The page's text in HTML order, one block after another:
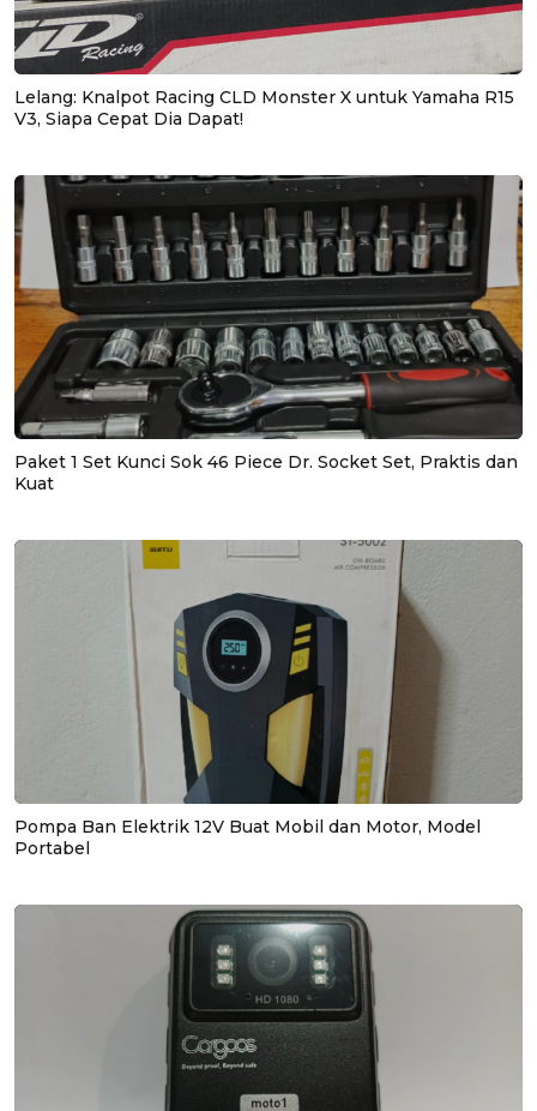
Lelang: Knalpot Racing CLD Monster X untuk Yamaha R15
V3, Siapa Cepat Dia Dapat!
Paket 1 Set Kunci Sok 46 Piece Dr. Socket Set, Praktis dan
Kuat
Pompa Ban Elektrik 12V Buat Mobil dan Motor, Model
Portabel